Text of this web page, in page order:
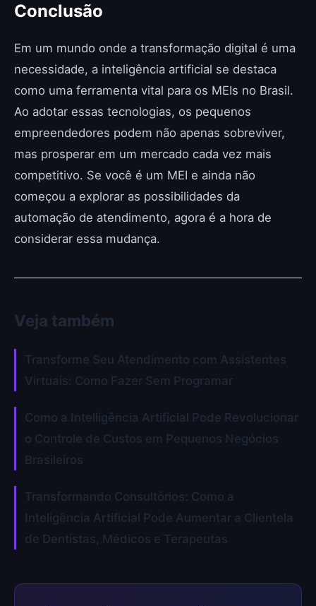
Conclusão
Em um mundo onde a transformação digital é uma
necessidade, a inteligência artificial se destaca
como uma ferramenta vital para os MEIs no Brasil.
Ao adotar essas tecnologias, os pequenos
empreendedores podem não apenas sobreviver,
mas prosperar em um mercado cada vez mais
competitivo. Se você é um MEI e ainda não
começou a explorar as possibilidades da
automação de atendimento, agora é a hora de
considerar essa mudança.
Veja também
Transforme Seu Atendimento com Assistentes
Virtuais: Como Fazer Sem Programar
Como a Intelligência Artificial Pode Revolucionar
o Controle de Custos em Pequenos Negócios
Brasileiros
Transformando Consultórios: Como a
Inteligência Artificial Pode Aumentar a Clientela
de Dentistas, Médicos e Terapeutas